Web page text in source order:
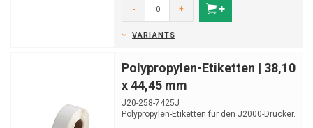
- +
VARIANTS
Polypropylen-Etiketten | 38,10
x 44,45 mm
J20-258-7425J
Polypropylen-Etiketten für den J2000-Drucker.